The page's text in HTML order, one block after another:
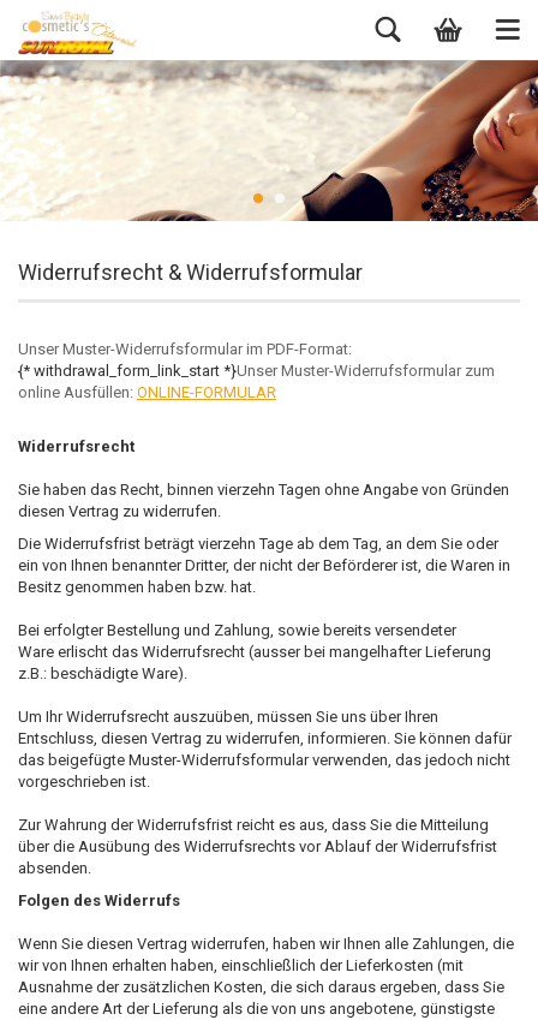
Widerrufsrecht & Widerrufsformular
Unser Muster-Widerrufsformular im PDF-Format:
{* withdrawal_form_link_start *}Unser Muster-Widerrufsformular zum
online Ausfüllen: ONLINE-FORMULAR
Widerrufsrecht
Sie haben das Recht, binnen vierzehn Tagen ohne Angabe von Gründen
diesen Vertrag zu widerrufen.
Die Widerrufsfrist beträgt vierzehn Tage ab dem Tag, an dem Sie oder
ein von Ihnen benannter Dritter, der nicht der Beförderer ist, die Waren in
Besitz genommen haben bzw. hat.
Bei erfolgter Bestellung und Zahlung, sowie bereits versendeter
Ware erlischt das Widerrufsrecht (ausser bei mangelhafter Lieferung
z.B.: beschädigte Ware).
Um Ihr Widerrufsrecht auszuüben, müssen Sie uns über Ihren
Entschluss, diesen Vertrag zu widerrufen, informieren. Sie können dafür
das beigefügte Muster-Widerrufsformular verwenden, das jedoch nicht
vorgeschrieben ist.
Zur Wahrung der Widerrufsfrist reicht es aus, dass Sie die Mitteilung
über die Ausübung des Widerrufsrechts vor Ablauf der Widerrufsfrist
absenden.
Folgen des Widerrufs
Wenn Sie diesen Vertrag widerrufen, haben wir Ihnen alle Zahlungen, die
wir von Ihnen erhalten haben, einschließlich der Lieferkosten (mit
Ausnahme der zusätzlichen Kosten, die sich daraus ergeben, dass Sie
eine andere Art der Lieferung als die von uns angebotene, günstigste